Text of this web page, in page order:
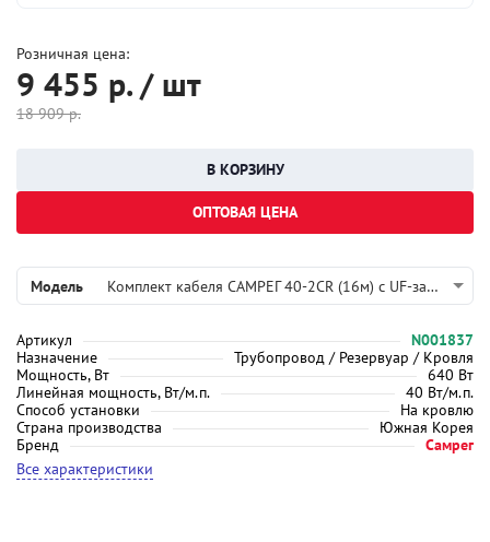
Модель Комплект кабеля САМРЕГ 40-2CR (16м) с UF-защитой
Артикул
N001837
Назначение
Трубопровод / Резервуар / Кровля
Мощность, Вт
640 Вт
Линейная мощность, Вт/м.п.
40 Вт/м.п.
Способ установки
На кровлю
Страна производства
Южная Корея
Бренд
Самрег
Все характеристики
Розничная цена:
9 455 р. / шт
18 909р.
ОПТОВАЯ ЦЕНА